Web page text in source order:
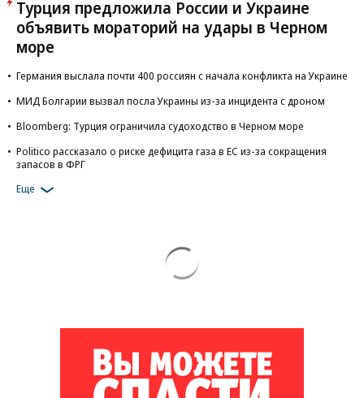
Турция предложила России и Украине
объявить мораторий на удары в Черном
море
Германия выслала почти 400 россиян с начала конфликта на Украине
МИД Болгарии вызвал посла Украины из-за инцидента с дроном
Bloomberg: Турция ограничила судоходство в Черном море
Politico рассказало о риске дефицита газа в ЕС из-за сокращения
запасов в ФРГ
Еще